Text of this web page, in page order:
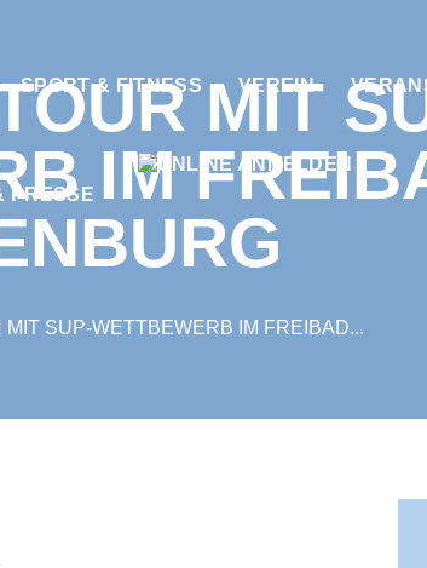
SPORT & FITNESS VEREIN
PRESSE
MIT
IM
SUP-WETTBEWERB IM FREIBAD...